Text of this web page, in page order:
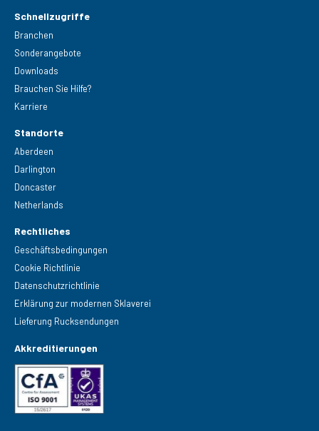
Schnellzugriffe
Branchen
Sonderangebote
Downloads
Brauchen Sie Hilfe?
Karriere
Standorte
Aberdeen
Darlington
Doncaster
Netherlands
Rechtliches
Geschäftsbedingungen
Cookie Richtlinie
Datenschutzrichtlinie
Erklärung zur modernen Sklaverei
Lieferung Rucksendungen
Akkreditierungen